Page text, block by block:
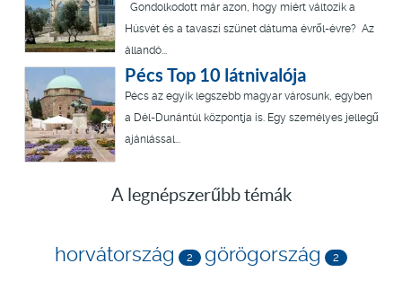
Gondolkodott már azon, hogy miért változik a
Húsvét és a tavaszi szünet dátuma évről-évre? Az
állandó...
Pécs Top 10 látnivalója
Pécs az egyik legszebb magyar városunk, egyben
a Dél-Dunántúl központja is. Egy személyes jellegű
ajánlással...
A legnépszerűbb témák
horvátország 2 görögország 2